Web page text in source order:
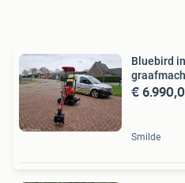
Bluebird
€
Smilde